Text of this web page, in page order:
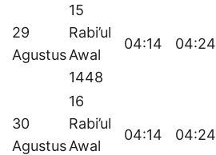
29
Agustus
15
Rabi’ul
Awal
1448
04:14 04:24
30
Agustus
16
Rabi’ul
Awal
04:14 04:24